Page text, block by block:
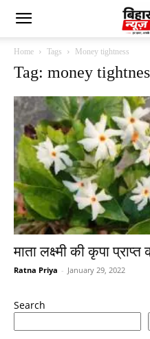
Home Tags Money tightness
Tag: money
माता लक्ष्मी की कृपा
Ratna Priya - January 29, 2022
Search